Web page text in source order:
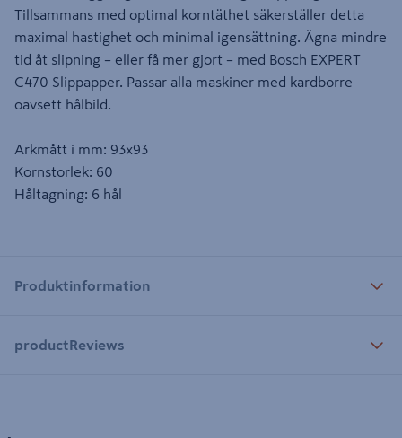
Tillsammans med optimal korntäthet säkerställer detta
maximal hastighet och minimal igensättning. Ägna mindre
tid åt slipning – eller få mer gjort – med Bosch EXPERT
C470 Slippapper. Passar alla maskiner med kardborre
oavsett hålbild.
Arkmått i mm: 93x93
Kornstorlek: 60
Håltagning: 6 hål
Produktinformation
productReviews